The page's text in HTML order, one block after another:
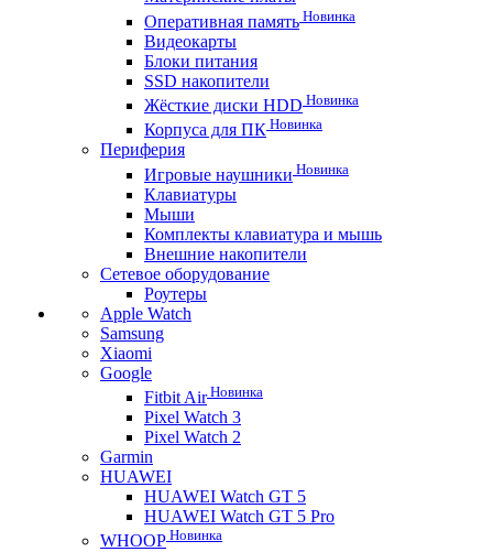
Оперативная память Новинка
Видеокарты
Блоки питания
SSD накопители
Жёсткие диски HDD Новинка
Корпуса для ПК Новинка
Периферия
Игровые наушники Новинка
Клавиатуры
Мыши
Комплекты клавиатура и мышь
Внешние накопители
Сетевое оборудование
Роутеры
Apple Watch
Samsung
Xiaomi
Google
Fitbit AirНовинка
Pixel Watch 3
Pixel Watch 2
Garmin
HUAWEI
HUAWEI Watch GT 5
HUAWEI Watch GT 5 Pro
WHOOP Новинка